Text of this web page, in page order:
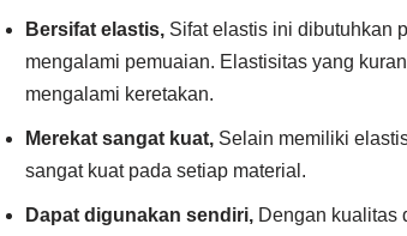
Bersifat elastis, Sifat elastis ini dibutuhkan
mengalami pemuaian. Elastisitas yang
mengalami keretakan.
Merekat sangat kuat, Selain memiliki
sangat kuat pada setiap material.
Dapat digunakan sendiri, Dengan kualitas